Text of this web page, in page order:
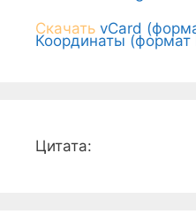
Скачать vCard
Координаты (формат
Цитата: